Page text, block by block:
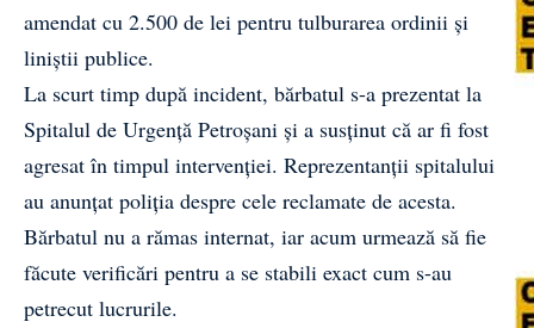
amendat cu 2.500 de lei pentru tulburarea ordinii și
liniștii publice.
La scurt timp după incident, bărbatul s-a prezentat la
Spitalul de Urgență Petroșani și a susținut că ar fi fost
agresat în timpul intervenției. Reprezentanții spitalului
au anunțat poliția despre cele reclamate de acesta.
Bărbatul nu a rămas internat, iar acum urmează să fie
făcute verificări pentru a se stabili exact cum s-au
petrecut lucrurile.